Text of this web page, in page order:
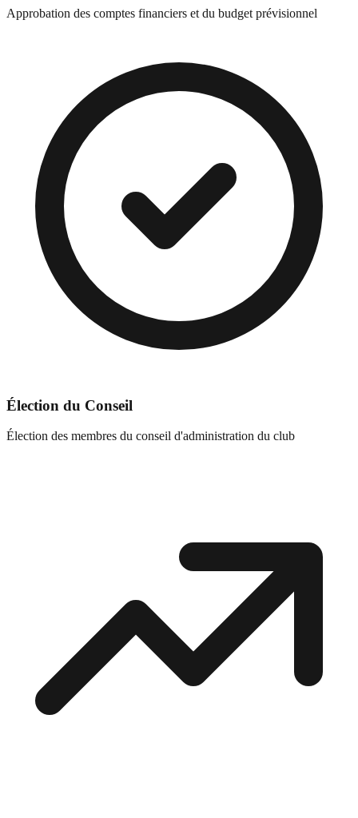
Approbation des comptes financiers et du budget prévisionnel
Élection du Conseil
Élection des membres du conseil d'administration du club